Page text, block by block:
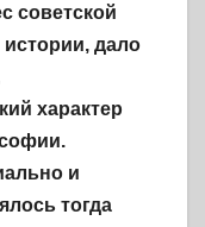
советской
дало
характер
и
тогда